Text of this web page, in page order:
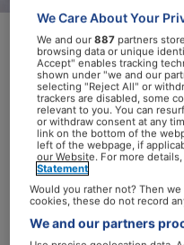
Van 20 minuten
Scherder. Het
nieuwe generatie
en afwisselende
betrokken is bij de
kinderen en
We Care About Your
We and our887 partners
browsing data or unique
Accept" enables tracking
shown under "we and our
selecting "Reject All" or
trackers are disabled, some
relevant to you. You can
or withdraw consent at any
link on the bottom of the
left of the webpage, if
our Website. For more
Statement
Would you rather not? Then
cookies, these do not record
We and our partners